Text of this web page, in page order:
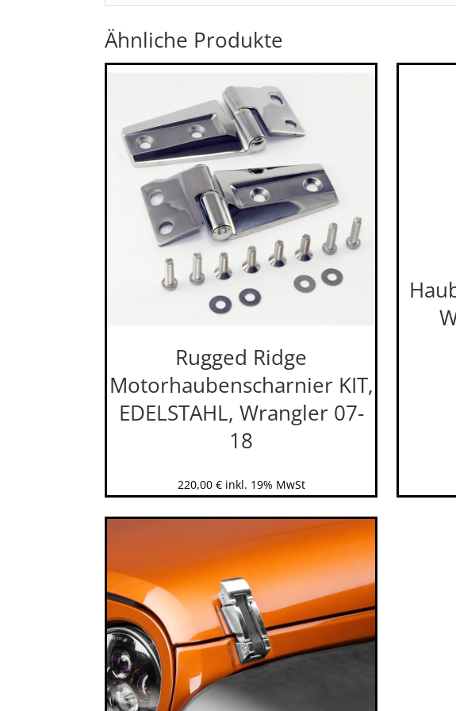
Ähnliche Produkte
Rugged Ridge
Motorhaubenscharnier KIT,
EDELSTAHL, Wrangler 07-
18
220,00 € inkl. 19% MwSt